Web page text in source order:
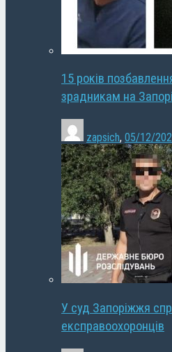
15 років
зрадникам на
zapsich, 05/12/
У суд Запоріжжя
експравоохоронців